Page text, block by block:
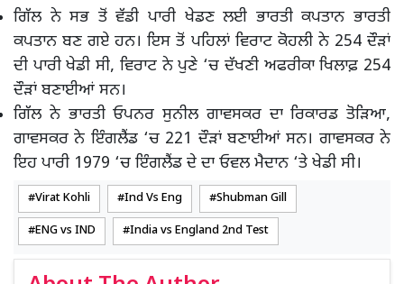
ਗਿੱਲ ਨੇ ਸਭ ਤੋਂ ਵੱਡੀ ਪਾਰੀ ਖੇਡਣ ਲਈ ਭਾਰਤੀ ਕਪਤਾਨ ਭਾਰਤੀ
ਕਪਤਾਨ ਬਣ ਗਏ ਹਨ। ਇਸ ਤੋਂ ਪਹਿਲਾਂ ਵਿਰਾਟ ਕੋਹਲੀ ਨੇ 254 ਦੌੜਾਂ
ਦੀ ਪਾਰੀ ਖੇਡੀ ਸੀ, ਵਿਰਾਟ ਨੇ ਪੁਣੇ ‘ਚ ਦੱਖਣੀ ਅਫਰੀਕਾ ਖਿਲਾਫ਼ 254
ਦੌੜਾਂ ਬਣਾਈਆਂ ਸਨ।
ਗਿੱਲ ਨੇ ਭਾਰਤੀ ਓਪਨਰ ਸੁਨੀਲ ਗਾਵਸਕਰ ਦਾ ਰਿਕਾਰਡ ਤੋੜਿਆ,
ਗਾਵਸਕਰ ਨੇ ਇੰਗਲੈਂਡ ‘ਚ 221 ਦੌੜਾਂ ਬਣਾਈਆਂ ਸਨ। ਗਾਵਸਕਰ ਨੇ
ਇਹ ਪਾਰੀ 1979 ‘ਚ ਇੰਗਲੈਂਡ ਦੇ ਦਾ ਓਵਲ ਮੈਦਾਨ ‘ਤੇ ਖੇਡੀ ਸੀ।
Virat Kohli Ind Vs Eng Shubman Gill
ENG vs IND India vs England 2nd Test